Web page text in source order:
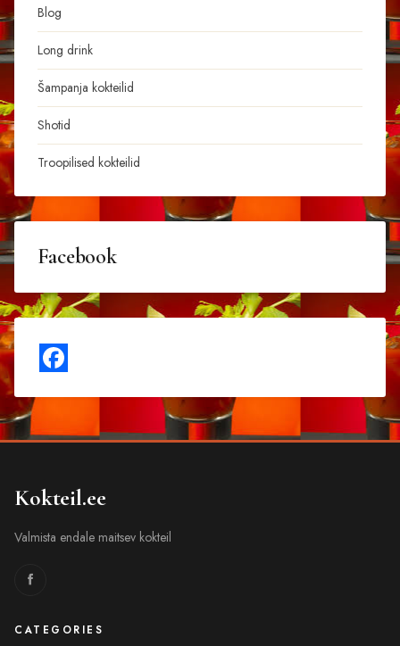
Blog
Long drink
Šampanja kokteilid
Shotid
Troopilised kokteilid
Facebook
Kokteil.ee
Valmista endale maitsev kokteil
CATEGORIES